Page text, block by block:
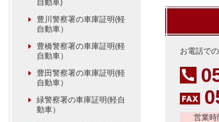
お電話で
営業時
自動車)
豊川警察署の車庫証明(軽
自動車）
豊橋警察署の車庫証明(軽
自動車）
豊田警察署の車庫証明(軽
自動車）
緑警察署の車庫証明(軽自
動車）